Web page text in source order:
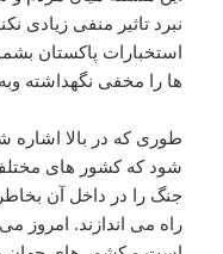
نبرد تاثیر منفی زیادی
استخبارات پاکستان
ها را مخفی نگهداشته
طوری که در بالا اشاره
شود که کشور های
جنگ را در داخل آن
راه می اندازند. امروز